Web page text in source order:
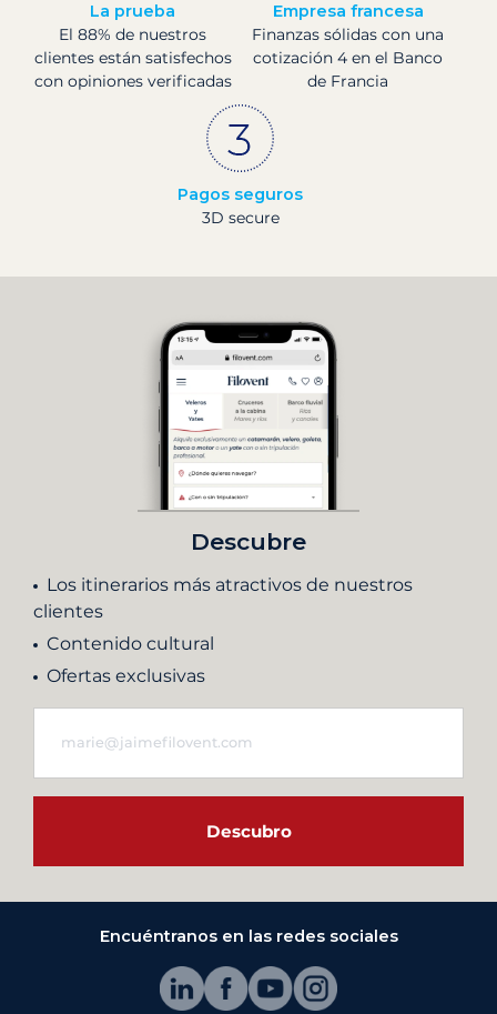
La prueba
El 88% de nuestros
clientes están satisfechos
con opiniones verificadas
Empresa francesa
Finanzas sólidas con una
cotización 4 en el Banco
de Francia
Pagos seguros
3D secure
Descubre
Los itinerarios más atractivos de nuestros
clientes
Contenido cultural
Ofertas exclusivas
Descubro
Encuéntranos en las redes sociales